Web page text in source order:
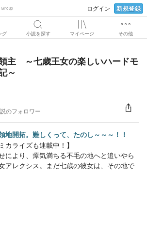
ログイン 新規登録
グ 小説を探す マイページ その他
主 ～七歳王女の楽しいハードモ
～
のフォロワー
地開拓。難しくって、たのし～～～！！
カライズも連載中！】
により、瘴気満ちる不毛の地へと追いやら
アレクシス。まだ七歳の彼女は、その地で